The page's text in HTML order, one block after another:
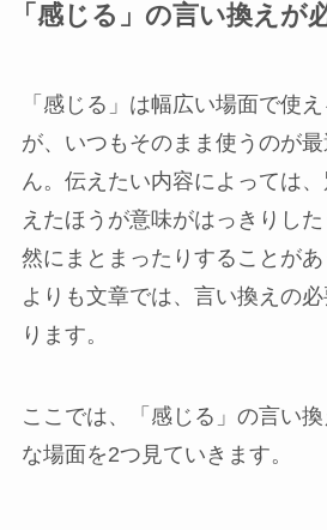
「感じる」の言い換えが
「感じる」は幅広い場面で使
が、いつもそのまま使うのが
ん。伝えたい内容によっては
えたほうが意味がはっきりし
然にまとまったりすることが
よりも文章では、言い換えの
ります。
ここでは、「感じる」の言い
な場面を2つ見ていきます。